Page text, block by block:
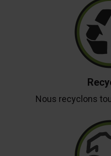
Nous recyclons